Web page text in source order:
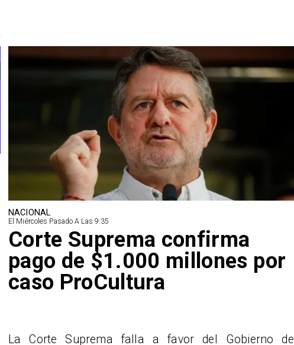
NACIONAL
El Miércoles Pasado A Las 9:35
Corte Suprema confirma
pago de $1.000 millones por
caso ProCultura
La Corte Suprema falla a favor del Gobierno de